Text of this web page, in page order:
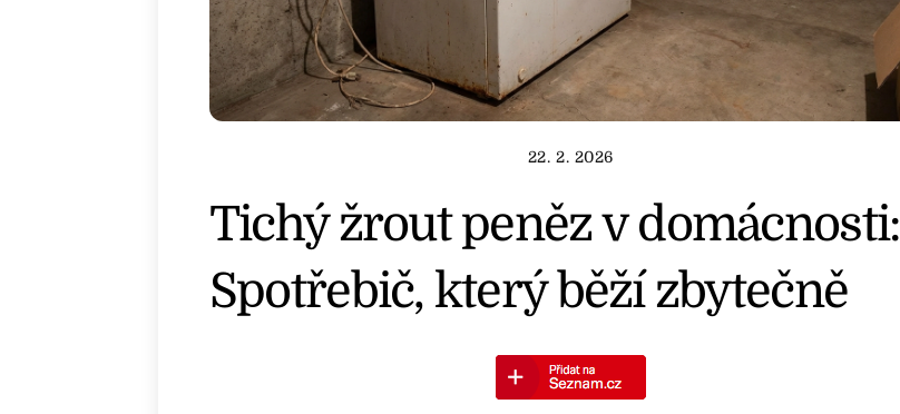
22. 2. 2026
Tichý žrout peněz v domácnosti:
Spotřebič, který běží zbytečně